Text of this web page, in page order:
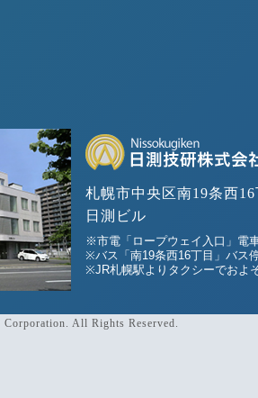
札幌市中央区南19条西
日測ビル
※市電「ロープウェイ入口」電
※バス「南19条西16丁目」バス
※JR札幌駅よりタクシーでおよ
All Rights Reserved.